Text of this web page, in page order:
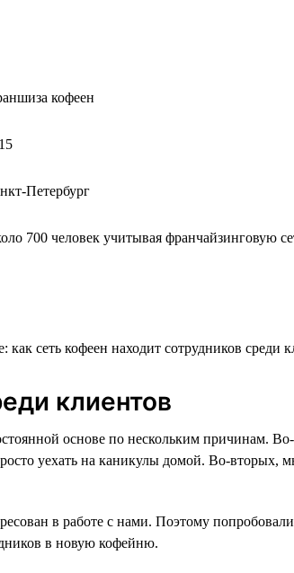
кофеен
Петербург
700 человек учитывая франчайзинговую
клиентов
основе по нескольким причинам.
уехать на каникулы домой. Во-
в работе с нами. Поэтому
в новую кофейню.